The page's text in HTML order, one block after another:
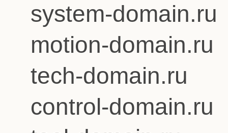
system-domain.ru
motion-domain.ru
tech-domain.ru
control-domain.ru